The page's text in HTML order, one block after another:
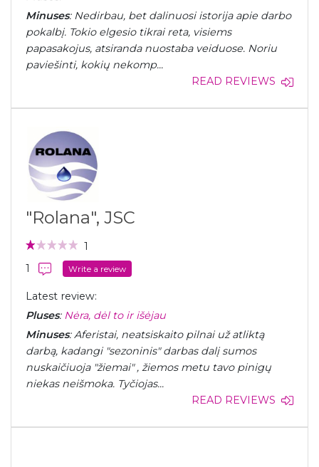
Minuses: Nedirbau, bet dalinuosi istorija apie darbo
pokalbį. Tokio elgesio tikrai reta, visiems
papasakojus, atsiranda nuostaba veiduose. Noriu
paviešinti, kokių nekomp...
READ REVIEWS
"Rolana", JSC
1
1
Write a review
Latest review:
Pluses: Nėra, dėl to ir išėjau
Minuses: Aferistai, neatsiskaito pilnai už atliktą
darbą, kadangi "sezoninis" darbas dalį sumos
nuskaičiuoja "žiemai" , žiemos metu tavo pinigų
niekas neišmoka. Tyčiojas...
READ REVIEWS